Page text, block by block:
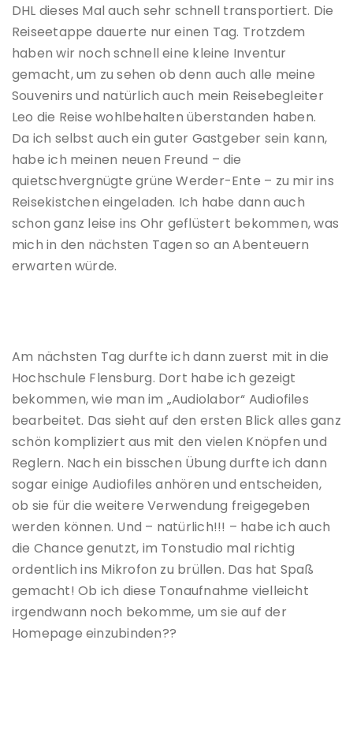
DHL dieses Mal auch sehr schnell transportiert. Die
Reiseetappe dauerte nur einen Tag. Trotzdem
haben wir noch schnell eine kleine Inventur
gemacht, um zu sehen ob denn auch alle meine
Souvenirs und natürlich auch mein Reisebegleiter
Leo die Reise wohlbehalten überstanden haben.
Da ich selbst auch ein guter Gastgeber sein kann,
habe ich meinen neuen Freund – die
quietschvergnügte grüne Werder-Ente – zu mir ins
Reisekistchen eingeladen. Ich habe dann auch
schon ganz leise ins Ohr geflüstert bekommen, was
mich in den nächsten Tagen so an Abenteuern
erwarten würde.
Am nächsten Tag durfte ich dann zuerst mit in die
Hochschule Flensburg. Dort habe ich gezeigt
bekommen, wie man im „Audiolabor“ Audiofiles
bearbeitet. Das sieht auf den ersten Blick alles ganz
schön kompliziert aus mit den vielen Knöpfen und
Reglern. Nach ein bisschen Übung durfte ich dann
sogar einige Audiofiles anhören und entscheiden,
ob sie für die weitere Verwendung freigegeben
werden können. Und – natürlich!!! – habe ich auch
die Chance genutzt, im Tonstudio mal richtig
ordentlich ins Mikrofon zu brüllen. Das hat Spaß
gemacht! Ob ich diese Tonaufnahme vielleicht
irgendwann noch bekomme, um sie auf der
Homepage einzubinden??